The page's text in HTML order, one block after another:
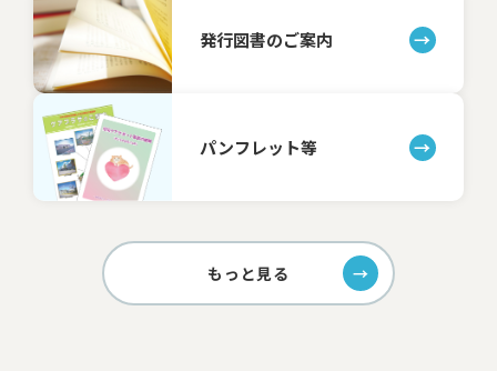
発行図書のご案内
パンフレット等
もっと見る